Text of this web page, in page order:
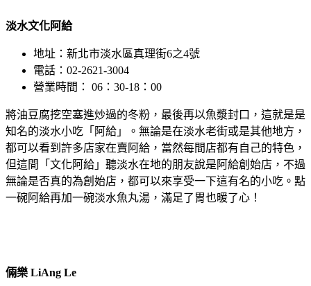
淡水文化阿給
地址：新北市淡水區真理街6之4號
電話：02-2621-3004
營業時間： 06：30-18：00
將油豆腐挖空塞進炒過的冬粉，最後再以魚漿封口，這就是是
知名的淡水小吃「阿給」。無論是在淡水老街或是其他地方，
都可以看到許多店家在賣阿給，當然每間店都有自己的特色，
但這間「文化阿給」聽淡水在地的朋友說是阿給創始店，不過
無論是否真的為創始店，都可以來享受一下這有名的小吃。點
一碗阿給再加一碗淡水魚丸湯，滿足了胃也暖了心！
倆樂 LiAng Le